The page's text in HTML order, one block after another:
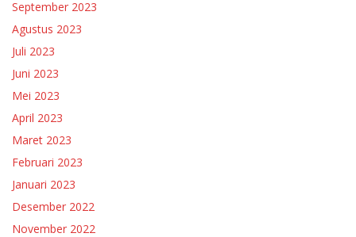
September 2023
Agustus 2023
Juli 2023
Juni 2023
Mei 2023
April 2023
Maret 2023
Februari 2023
Januari 2023
Desember 2022
November 2022